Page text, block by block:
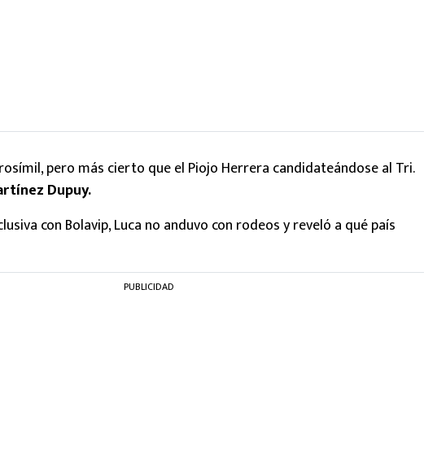
pero más cierto que el Piojo Herrera candidateándose al Tri.
Dupuy.
con Bolavip, Luca no anduvo con rodeos y reveló a qué país
PUBLICIDAD